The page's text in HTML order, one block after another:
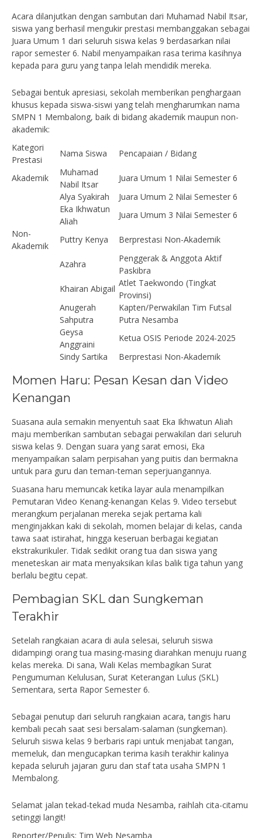
Acara dilanjutkan dengan sambutan dari Muhamad Nabil Itsar,
siswa yang berhasil mengukir prestasi membanggakan sebagai
Juara Umum 1 dari seluruh siswa kelas 9 berdasarkan nilai
rapor semester 6. Nabil menyampaikan rasa terima kasihnya
kepada para guru yang tanpa lelah mendidik mereka.
Sebagai bentuk apresiasi, sekolah memberikan penghargaan
khusus kepada siswa-siswi yang telah mengharumkan nama
SMPN 1 Membalong, baik di bidang akademik maupun non-
akademik:
Kategori
Prestasi
Nama Siswa Pencapaian / Bidang
Akademik
Muhamad
Nabil Itsar
Juara Umum 1 Nilai Semester 6
Alya Syakirah
Juara Umum 2 Nilai Semester 6
Eka Ikhwatun
Aliah
Juara Umum 3 Nilai Semester 6
Non-
Akademik
Puttry Kenya Berprestasi Non-Akademik
Azahra
Penggerak & Anggota Aktif
Paskibra
Khairan Abigail
Atlet Taekwondo (Tingkat
Provinsi)
Anugerah
Sahputra
Kapten/Perwakilan Tim Futsal
Putra Nesamba
Geysa
Anggraini
Ketua OSIS Periode 2024-2025
Sindy Sartika
Berprestasi Non-Akademik
Momen Haru: Pesan Kesan dan Video
Kenangan
Suasana aula semakin menyentuh saat Eka Ikhwatun Aliah
maju memberikan sambutan sebagai perwakilan dari seluruh
siswa kelas 9. Dengan suara yang sarat emosi, Eka
menyampaikan salam perpisahan yang puitis dan bermakna
untuk para guru dan teman-teman seperjuangannya.
Suasana haru memuncak ketika layar aula menampilkan
Pemutaran Video Kenang-kenangan Kelas 9. Video tersebut
merangkum perjalanan mereka sejak pertama kali
menginjakkan kaki di sekolah, momen belajar di kelas, canda
tawa saat istirahat, hingga keseruan berbagai kegiatan
ekstrakurikuler. Tidak sedikit orang tua dan siswa yang
meneteskan air mata menyaksikan kilas balik tiga tahun yang
berlalu begitu cepat.
Pembagian SKL dan Sungkeman
Terakhir
Setelah rangkaian acara di aula selesai, seluruh siswa
didampingi orang tua masing-masing diarahkan menuju ruang
kelas mereka. Di sana, Wali Kelas membagikan Surat
Pengumuman Kelulusan, Surat Keterangan Lulus (SKL)
Sementara, serta Rapor Semester 6.
Sebagai penutup dari seluruh rangkaian acara, tangis haru
kembali pecah saat sesi bersalam-salaman (sungkeman).
Seluruh siswa kelas 9 berbaris rapi untuk menjabat tangan,
memeluk, dan mengucapkan terima kasih terakhir kalinya
kepada seluruh jajaran guru dan staf tata usaha SMPN 1
Membalong.
Selamat jalan tekad-tekad muda Nesamba, raihlah cita-citamu
setinggi langit!
Reporter/Penulis: Tim Web Nesamba